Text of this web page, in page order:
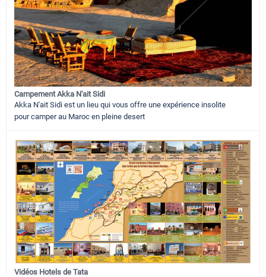
Campement Akka N'ait Sidi
Akka N'ait Sidi est un lieu qui vous offre une expérience insolite
pour camper au Maroc en pleine desert
Vidéos Hotels de Tata